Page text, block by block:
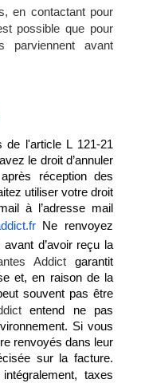
en contactant pour
possible que pour
parviennent avant
de l'article L 121-21
le droit d’annuler
réception des
utiliser votre droit
à l’adresse mail
Ne renvoyez
avant d’avoir reçu la
Addict garantit
et, en raison de la
souvent pas être
entend ne pas
Si vous
renvoyés dans leur
taxes